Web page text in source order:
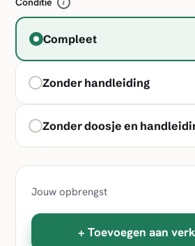
Compleet
Zonder handleiding
Zonder doosje en
Jouw opbrengst
+ Toevoegen aan